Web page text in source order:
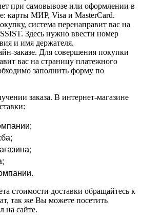
при самовывозе или оформлении в
карты МИР, Visa и MasterCard.
система перенаправит вас на
Здесь нужно ввести номер
и имя держателя.
заказе. Для совершения покупки
вас на страницу платежного
заполнить форму по
заказа. В интернет-магазине
стоимости доставки обращайтесь к
так же Вы можете посетить
на сайте.